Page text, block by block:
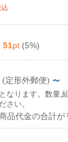
51pt (5%)
(定形外郵便) ～
なります。数量,
さい。
品代金の合計が